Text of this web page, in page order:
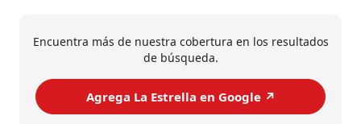
Encuentra más de nuestra cobertura en los resultados
de búsqueda.
Agrega La Estrella en Google ↗️